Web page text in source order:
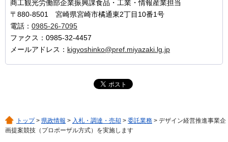
商工観光労働部企業振興課食品・工業・情報産業担当
〒880-8501 宮崎県宮崎市橘通東2丁目10番1号
電話： 0985-26-7095
ファクス：0985-32-4457
メールアドレス： kigyoshinko@pref.miyazaki.lg.jp
トップ> 県政情報 > 入札・調達・売却 > 委託業務 > デザイン経営推進事業企
画提案競技（プロポーザル方式）を実施します